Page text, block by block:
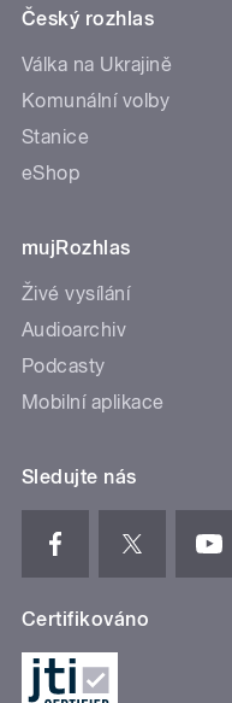
Český rozhlas
Válka na Ukrajině
Komunální volby
Stanice
eShop
mujRozhlas
Živé vysílání
Audioarchiv
Podcasty
Mobilní aplikace
Sledujte nás
Certifikováno